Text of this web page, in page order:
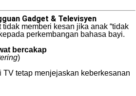
Gadget & Televisyen
memberi kesan jika anak “tidak
kepada perkembangan bahasa bayi.
bercakap
)
tetap menjejaskan keberkesanan